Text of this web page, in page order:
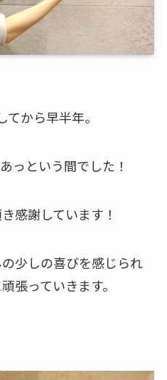
から早半年。
っという間でした！
感謝しています！
少しの喜びを感じられ
張っていきます。